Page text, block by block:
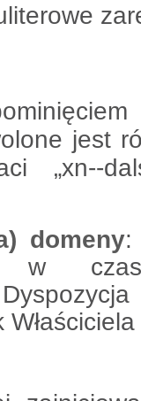
jest
„xn--
domeny:
w